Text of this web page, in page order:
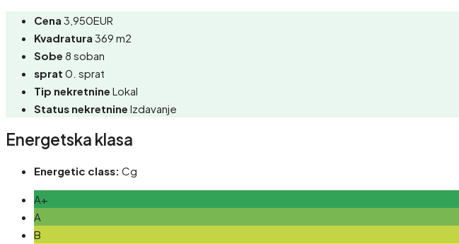
Cena 3,950EUR
Kvadratura 369 m2
Sobe 8 soban
sprat 0. sprat
Tip nekretnine Lokal
Status nekretnine Izdavanje
Energetska klasa
Energetic class: Cg
A+
A
B